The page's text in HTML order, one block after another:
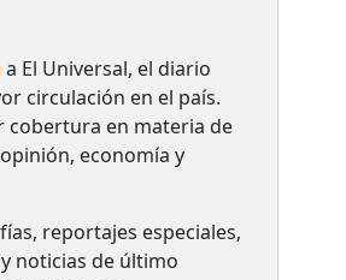
a El Universal, el diario
circulación en el país.​
cobertura en materia de
economía y
reportajes especiales,
noticias de último